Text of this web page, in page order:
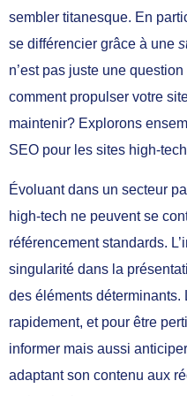
sembler titanesque. En
se différencier grâce à une
n’est pas juste une question
comment propulser votre
maintenir? Explorons
SEO pour les sites high-
Évoluant dans un secteur
high-tech ne peuvent se
référencement standards.
singularité dans la
des éléments
rapidement, et pour être
informer mais aussi
adaptant son contenu aux